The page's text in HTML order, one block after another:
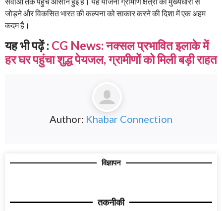
जोड़ने और विकसित भारत की कल्पना को साकार करने की दिशा में एक अहम
कदम है।
यह भी पढ़ें : CG News: नक्सल प्रभावित इलाके में
हर घर पहुंचा शुद्ध पेयजल, ग्रामीणों को मिली बड़ी राहत
Author: Khabar Connection
विज्ञापन
तकनीकी